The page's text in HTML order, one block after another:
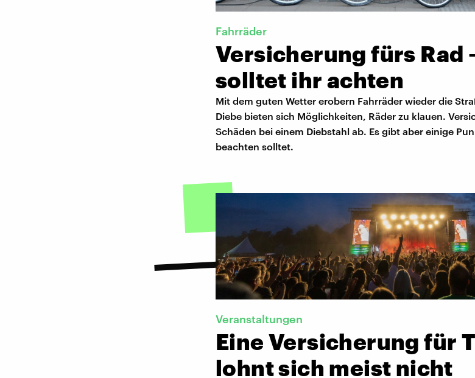
Fahrräder
Versicherung fürs Rad
solltet ihr achten
Mit dem guten Wetter erobern Fahrräder wieder die
Diebe bieten sich Möglichkeiten, Räder zu klauen.
Schäden bei einem Diebstahl ab. Es gibt aber einige
beachten solltet.
Veranstaltungen
Eine Versicherung für
lohnt sich meist nicht